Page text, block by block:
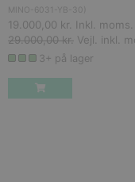
MINO-6031-YB-30
19.000,00 kr. Inkl. moms.
29.000,00 kr. Vejl. inkl.
3+ på lager